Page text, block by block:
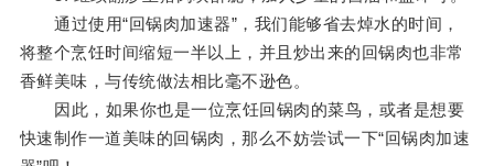
通过使用“回锅肉加速器”，我们能够省去焯水的时间，
将整个烹饪时间缩短一半以上，并且炒出来的回锅肉也非常
香鲜美味，与传统做法相比毫不逊色。
因此，如果你也是一位烹饪回锅肉的菜鸟，或者是想要
快速制作一道美味的回锅肉，那么不妨尝试一下“回锅肉加速